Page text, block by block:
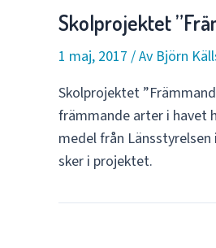
med
Ellös
och
Varekils
skola.
Skolprojektet
1 maj, 2017 / Av Björn
Skolprojektet
främmande arter i havet
medel från
sker i projektet.